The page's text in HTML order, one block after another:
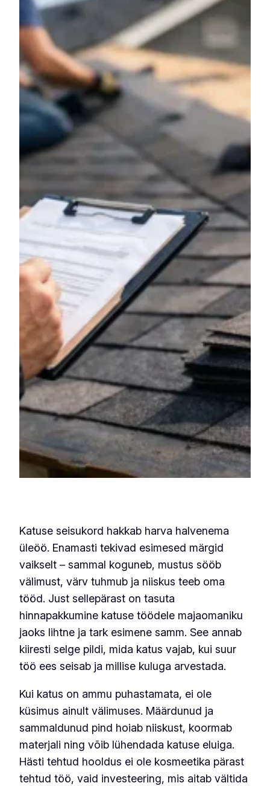
Katuse seisukord hakkab harva halvenema
üleöö. Enamasti tekivad esimesed märgid
vaikselt – sammal koguneb, mustus sööb
välimust, värv tuhmub ja niiskus teeb oma
tööd. Just sellepärast on tasuta
hinnapakkumine katuse töödele majaomaniku
jaoks lihtne ja tark esimene samm. See annab
kiiresti selge pildi, mida katus vajab, kui suur
töö ees seisab ja millise kuluga arvestada.
Kui katus on ammu puhastamata, ei ole
küsimus ainult välimuses. Määrdunud ja
sammaldunud pind hoiab niiskust, koormab
materjali ning võib lühendada katuse eluiga.
Hästi tehtud hooldus ei ole kosmeetika pärast
tehtud töö, vaid investeering, mis aitab vältida